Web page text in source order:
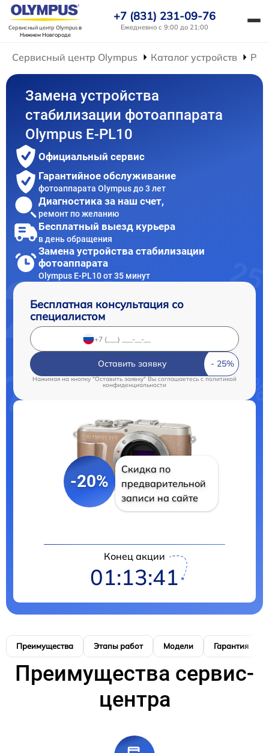
Сервисный центр Olympusв
Нижнем Новгороде
+7 (831) 231-09-76
Ежедневно с 9:00 до 21:00
Сервисный центр Olympus Каталог устройств
Замена устройства
стабилизации фотоаппарата
Olympus E‑PL10
Официальный сервис
Гарантийное обслуживание
фотоаппарата Olympus до 3 лет
Диагностика за наш счет,
ремонт по желанию
Бесплатный выезд курьера
в день обращения
Замена устройства стабилизации
фотоаппарата
Olympus E‑PL10 от 35 минут
Бесплатная консультация со
специалистом
Оставить заявку
Нажимая на кнопку "Оставить заявку" Вы соглашаетесь c политикой
конфиденциальности
-20%
Скидка по
предварительной
записи на сайте
Конец акции
01:13:41
Преимущества Этапы работ Модели Гарантия
Преимущества сервис-
центра